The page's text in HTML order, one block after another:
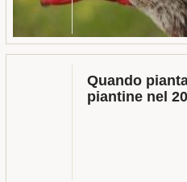
Quando
piantine nel